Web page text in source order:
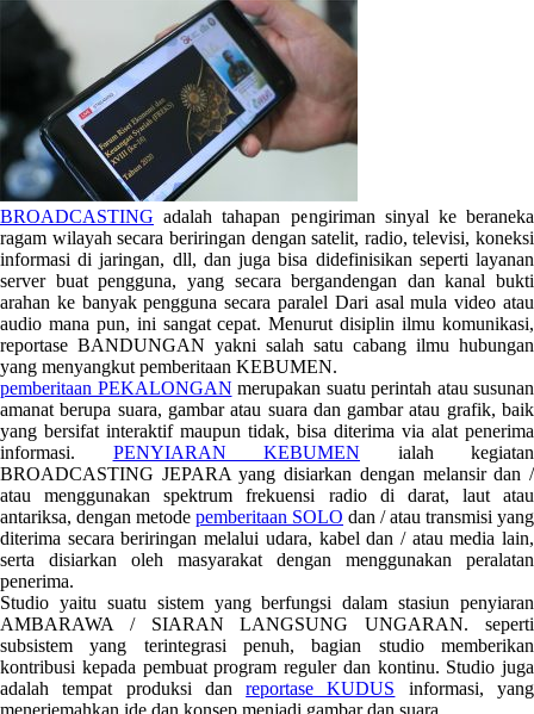
BROADCASTING adalah tahapan pengiriman sinyal ke beraneka
ragam wilayah secara beriringan dengan satelit, radio, televisi, koneksi
informasi di jaringan, dll, dan juga bisa didefinisikan seperti layanan
server buat pengguna, yang secara bergandengan dan kanal bukti
arahan ke banyak pengguna secara paralel Dari asal mula video atau
audio mana pun, ini sangat cepat. Menurut disiplin ilmu komunikasi,
reportase BANDUNGAN yakni salah satu cabang ilmu hubungan
yang menyangkut pemberitaan KEBUMEN.
pemberitaan PEKALONGAN merupakan suatu perintah atau susunan
amanat berupa suara, gambar atau suara dan gambar atau grafik, baik
yang bersifat interaktif maupun tidak, bisa diterima via alat penerima
informasi. PENYIARAN KEBUMEN ialah kegiatan
BROADCASTING JEPARA yang disiarkan dengan melansir dan /
atau menggunakan spektrum frekuensi radio di darat, laut atau
antariksa, dengan metode pemberitaan SOLO dan / atau transmisi yang
diterima secara beriringan melalui udara, kabel dan / atau media lain,
serta disiarkan oleh masyarakat dengan menggunakan peralatan
penerima.
Studio yaitu suatu sistem yang berfungsi dalam stasiun penyiaran
AMBARAWA / SIARAN LANGSUNG UNGARAN. seperti
subsistem yang terintegrasi penuh, bagian studio memberikan
kontribusi kepada pembuat program reguler dan kontinu. Studio juga
adalah tempat produksi danreportase KUDUS informasi, yang
menerjemahkan ide dan konsep menjadi gambar dan suara.